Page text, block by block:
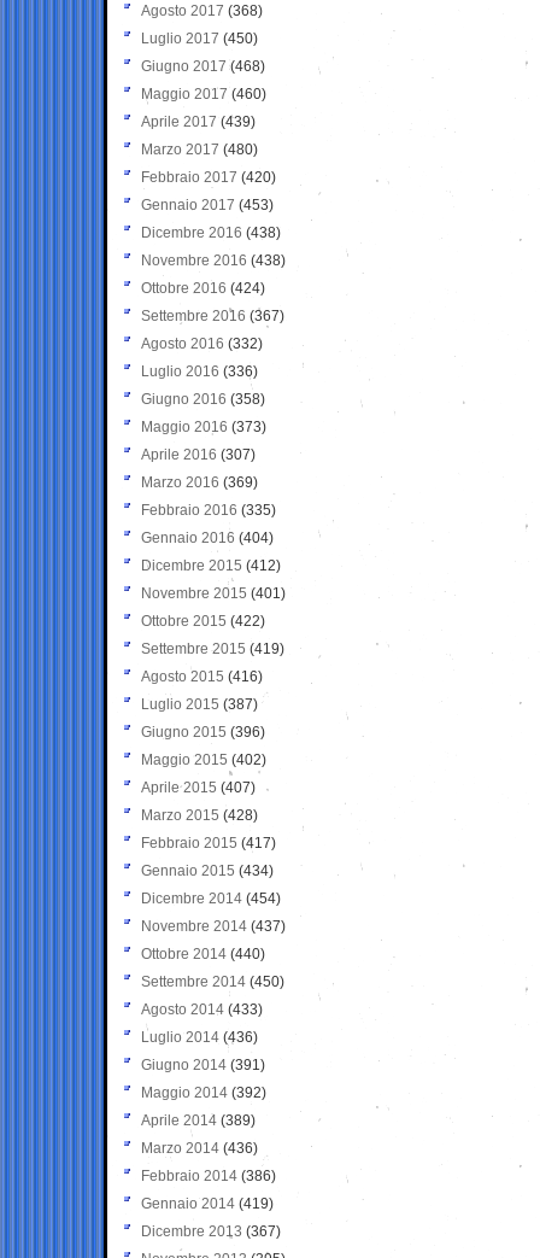
Agosto 2017 (368)
Luglio 2017 (450)
Giugno 2017 (468)
Maggio 2017 (460)
Aprile 2017 (439)
Marzo 2017 (480)
Febbraio 2017 (420)
Gennaio 2017 (453)
Dicembre 2016 (438)
Novembre 2016 (438)
Ottobre 2016 (424)
Settembre 2016 (367)
Agosto 2016 (332)
Luglio 2016 (336)
Giugno 2016 (358)
Maggio 2016 (373)
Aprile 2016 (307)
Marzo 2016 (369)
Febbraio 2016 (335)
Gennaio 2016 (404)
Dicembre 2015 (412)
Novembre 2015 (401)
Ottobre 2015 (422)
Settembre 2015 (419)
Agosto 2015 (416)
Luglio 2015 (387)
Giugno 2015 (396)
Maggio 2015 (402)
Aprile 2015 (407)
Marzo 2015 (428)
Febbraio 2015 (417)
Gennaio 2015 (434)
Dicembre 2014 (454)
Novembre 2014 (437)
Ottobre 2014 (440)
Settembre 2014 (450)
Agosto 2014 (433)
Luglio 2014 (436)
Giugno 2014 (391)
Maggio 2014 (392)
Aprile 2014 (389)
Marzo 2014 (436)
Febbraio 2014 (386)
Gennaio 2014 (419)
Dicembre 2013 (367)